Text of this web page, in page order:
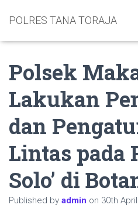
POLRES TANA TORAJA
Polsek
Lakukan
dan
Lintas pada
Solo’ di
Published by admin on 30th